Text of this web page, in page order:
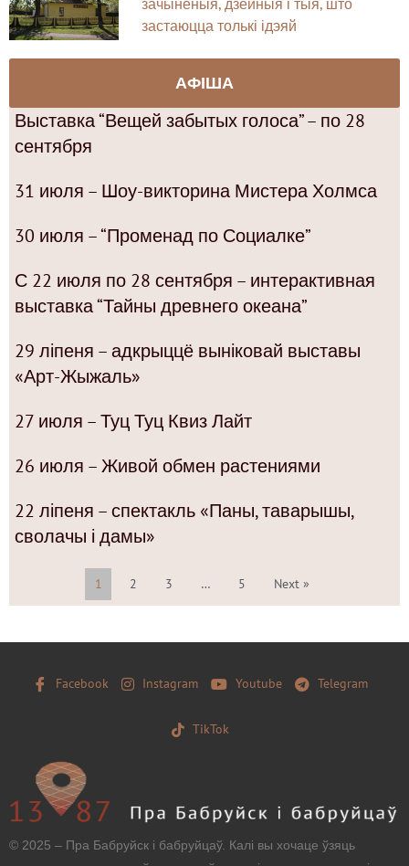
застаюцца толькі ідэяй
АФІША
Выставка “Вещей забытых голоса” – по 28
сентября
31 июля – Шоу-викторина Мистера Холмса
30 июля – “Променад по Социалке”
С 22 июля по 28 сентября – интерактивная
выставка “Тайны древнего океана”
29 ліпеня – адкрыццё выніковай выставы
«Арт-Жыжаль»
27 июля – Туц Туц Квиз Лайт
26 июля – Живой обмен растениями
22 ліпеня – спектакль «Паны, таварышы,
сволачы і дамы»
1 2 3 … 5 Next »
Facebook Instagram Youtube Telegram
TikTok
© 2025 – Пра Бабруйск і бабруйцаў. Калі вы хочаце ўзяць